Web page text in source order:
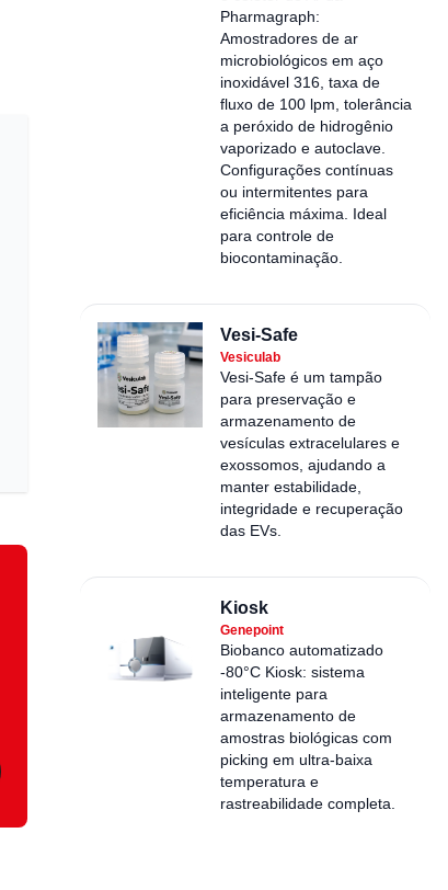
Pharmagraph:
Amostradores de ar
microbiológicos em aço
inoxidável 316, taxa de
fluxo de 100 lpm, tolerância
a peróxido de hidrogênio
vaporizado e autoclave.
Configurações contínuas
ou intermitentes para
eficiência máxima. Ideal
para controle de
biocontaminação.
Vesi-Safe
Vesiculab
Vesi-Safe é um tampão
para preservação e
armazenamento de
vesículas extracelulares e
exossomos, ajudando a
manter estabilidade,
integridade e recuperação
das EVs.
Kiosk
Genepoint
Biobanco automatizado
-80°C Kiosk: sistema
inteligente para
armazenamento de
amostras biológicas com
picking em ultra-baixa
temperatura e
rastreabilidade completa.